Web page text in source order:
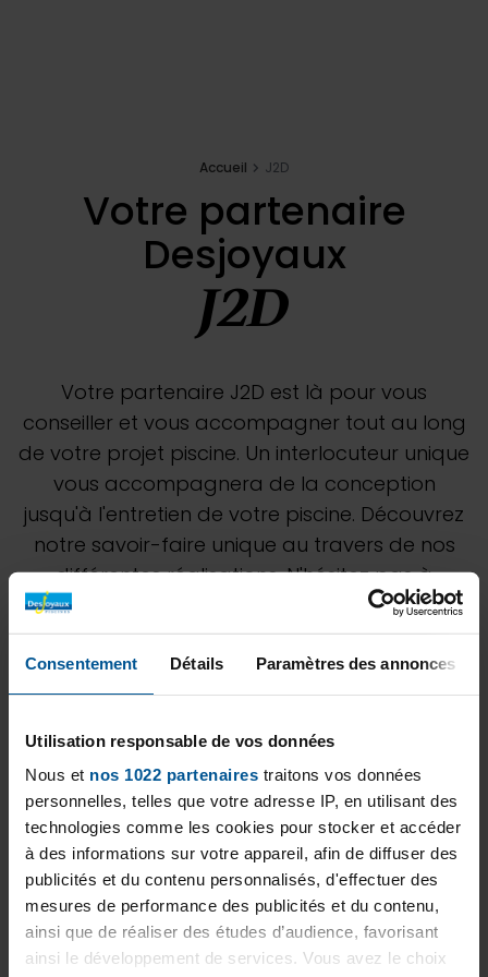
Consentement Détails Paramètres des annonces
Utilisation responsable de vos données
Nous et nos 1022 partenaires traitons vos données
personnelles, telles que votre adresse IP, en utilisant des
technologies comme les cookies pour stocker et accéder
à des informations sur votre appareil, afin de diffuser des
publicités et du contenu personnalisés, d'effectuer des
mesures de performance des publicités et du contenu,
ainsi que de réaliser des études d’audience, favorisant
ainsi le développement de services. Vous avez le choix
Configurer ma piscine
Demander un devis
Accueil J2D
Votre partenaire
Desjoyaux
J2D
Votre partenaire J2D est là pour vous
conseiller et vous accompagner tout au long
de votre projet piscine. Un interlocuteur unique
vous accompagnera de la conception
jusqu'à l'entretien de votre piscine. Découvrez
notre savoir-faire unique au travers de nos
différentes réalisations. N'hésitez pas à
demander à notre équipe de J2D une étude
personnalisée pour estimer au mieux votre
projet.